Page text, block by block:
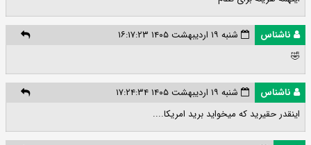
ناشناس
شنبه ۱۹ اردیبهشت ۱۴۰۵ ۱۶:۱۷:۲۳
🤣
ناشناس
شنبه ۱۹ اردیبهشت ۱۴۰۵ ۱۷:۲۴:۳۴
اینقدر حقیرید که میخواید برید امریکا....